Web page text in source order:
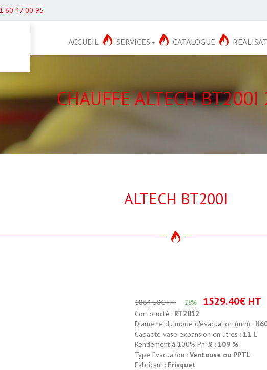
60 47 00 95
ACCUEIL SERVICES CATALOGUE
CHAUFFE ALTECH
ALTECH BT200I
1864.50€ HT -18% 1529.40€ HT
Conformité : RT2012
Diamètre du mode d'évacuation (mm) :
Capacité vase expansion en litres : 11 L
Rendement à 100% Pn % : 109 %
Type Evacuation : Ventouse ou PPTL
Fabricant : Frisquet